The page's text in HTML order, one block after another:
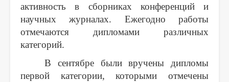
активность в сборниках конференций и
научных журналах. Ежегодно работы
отмечаются дипломами различных
категорий.
В сентябре были вручены дипломы
первой категории, которыми отмечены